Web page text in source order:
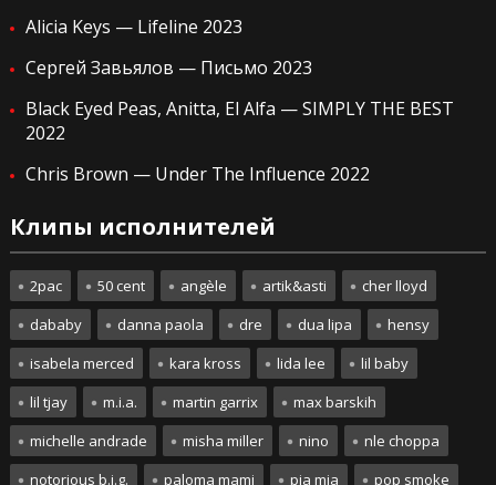
Alicia Keys — Lifeline 2023
Сергей Завьялов — Письмо 2023
Black Eyed Peas, Anitta, El Alfa — SIMPLY THE BEST
2022
Chris Brown — Under The Influence 2022
Клипы исполнителей
2pac 50 cent angèle artik&asti
cher lloyd
dababy
danna paola dre dua lipa
hensy
isabela merced
kara kross lida lee
lil baby
lil tjay
m.i.a. martin garrix
max barskih
michelle andrade
misha miller nino
nle choppa
notorious b.i.g.
paloma mami pia mia pop smoke